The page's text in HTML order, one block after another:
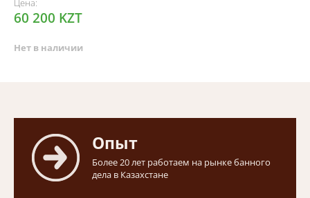
Цена:
60 200 KZT
Нет в наличии
Опыт
Более 20 лет работаем на рынке банного
дела в Казахстане